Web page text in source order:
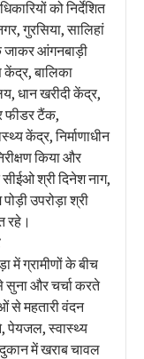
को निर्देशित
गुरसिया, सालिहां
जाकर आंगनबाड़ी
केंद्र, बालिका
धान खरीदी केंद्र,
फीडर टैंक,
केंद्र, निर्माणाधीन
किया और
श्री दिनेश नाग,
उपरोड़ा श्री
रहे।
में ग्रामीणों के बीच
सुना और चर्चा करते
से महतारी वंदन
पेयजल, स्वास्थ्य
में खराब चावल